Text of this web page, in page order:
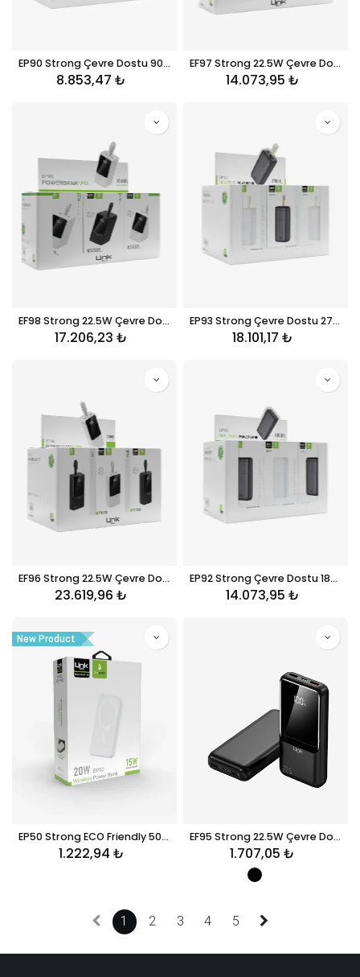
EP90 Strong Çevre Dostu 9000mAh Powerbank 12'li Paket
8.853,47 ₺
EF97 Strong 22.5W Çevre Dostu 36000mAh Powerbank 6'li Paket
14.073,95 ₺
EF98 Strong 22.5W Çevre Dostu 45000mAh Powerbank 6'li Paket
17.206,23 ₺
EP93 Strong Çevre Dostu 27000mAh Powerbank 12'li Paket
18.101,17 ₺
EF96 Strong 22.5W Çevre Dostu 27000mAh Powerbank 12'li Paket
23.619,96 ₺
EP92 Strong Çevre Dostu 18000mAh Powerbank 12'li Paket
14.073,95 ₺
New Product
EP50 Strong ECO Friendly 5000 mAh 15W Wireless Powerbank
1.222,94 ₺
EF95 Strong 22.5W Çevre Dostu 18000mAh Powerbank
1.707,05 ₺
1 2 3 4 5